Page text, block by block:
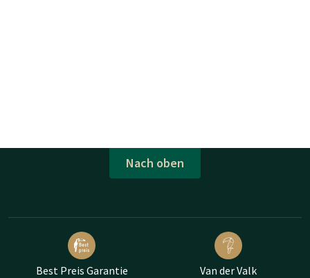
Nach oben
Best Preis Garantie Van der Valk